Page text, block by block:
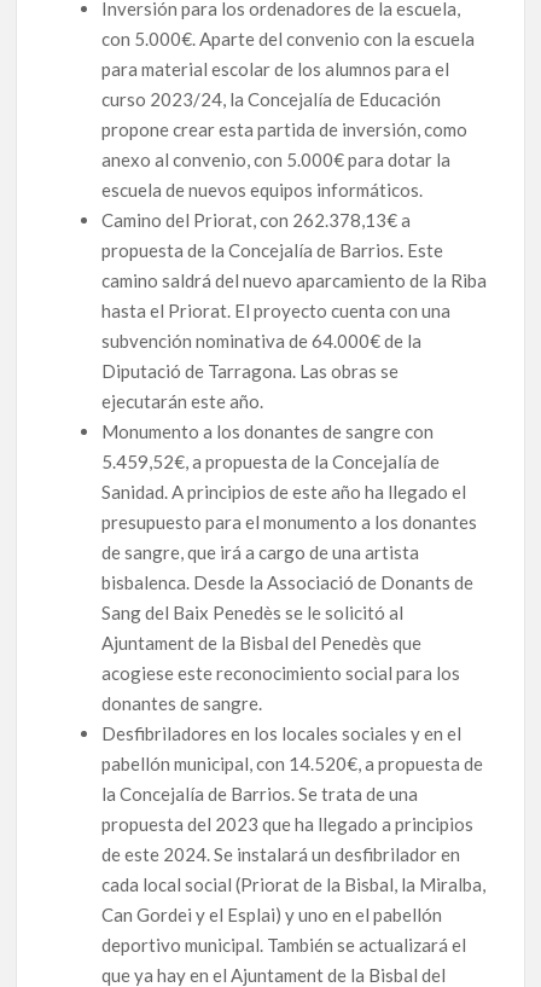
Inversión para los ordenadores de la escuela,
con 5.000€. Aparte del convenio con la escuela
para material escolar de los alumnos para el
curso 2023/24, la Concejalía de Educación
propone crear esta partida de inversión, como
anexo al convenio, con 5.000€ para dotar la
escuela de nuevos equipos informáticos.
Camino del Priorat, con 262.378,13€ a
propuesta de la Concejalía de Barrios. Este
camino saldrá del nuevo aparcamiento de la Riba
hasta el Priorat. El proyecto cuenta con una
subvención nominativa de 64.000€ de la
Diputació de Tarragona. Las obras se
ejecutarán este año.
Monumento a los donantes de sangre con
5.459,52€, a propuesta de la Concejalía de
Sanidad. A principios de este año ha llegado el
presupuesto para el monumento a los donantes
de sangre, que irá a cargo de una artista
bisbalenca. Desde la Associació de Donants de
Sang del Baix Penedès se le solicitó al
Ajuntament de la Bisbal del Penedès que
acogiese este reconocimiento social para los
donantes de sangre.
Desfibriladores en los locales sociales y en el
pabellón municipal, con 14.520€, a propuesta de
la Concejalía de Barrios. Se trata de una
propuesta del 2023 que ha llegado a principios
de este 2024. Se instalará un desfibrilador en
cada local social (Priorat de la Bisbal, la Miralba,
Can Gordei y el Esplai) y uno en el pabellón
deportivo municipal. También se actualizará el
que ya hay en el Ajuntament de la Bisbal del